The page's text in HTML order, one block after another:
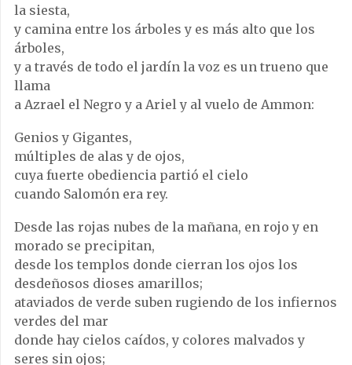
la siesta,
y camina entre los árboles y es más alto que los
árboles,
y a través de todo el jardín la voz es un trueno que
llama
a Azrael el Negro y a Ariel y al vuelo de Ammon:
Genios y Gigantes,
múltiples de alas y de ojos,
cuya fuerte obediencia partió el cielo
cuando Salomón era rey.
Desde las rojas nubes de la mañana, en rojo y en
morado se precipitan,
desde los templos donde cierran los ojos los
desdeñosos dioses amarillos;
ataviados de verde suben rugiendo de los infiernos
verdes del mar
donde hay cielos caídos, y colores malvados y
seres sin ojos;